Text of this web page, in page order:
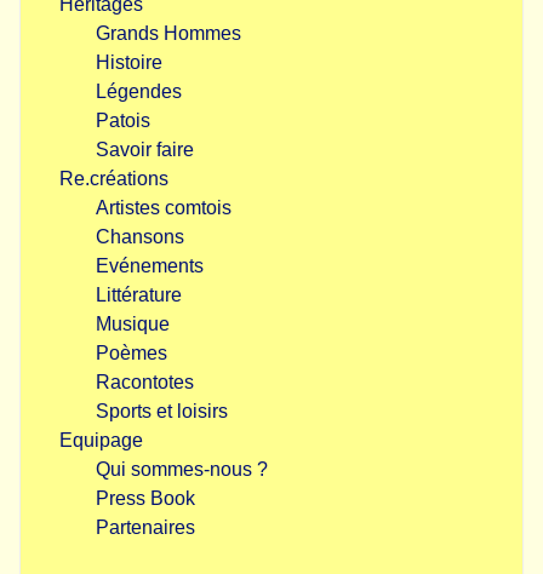
Héritages
Grands Hommes
Histoire
Légendes
Patois
Savoir faire
Re.créations
Artistes comtois
Chansons
Evénements
Littérature
Musique
Poèmes
Racontotes
Sports et loisirs
Equipage
Qui sommes-nous ?
Press Book
Partenaires